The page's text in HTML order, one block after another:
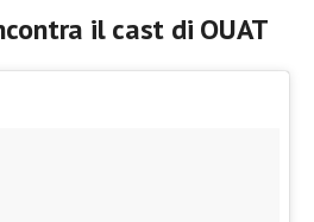
il cast di OUAT